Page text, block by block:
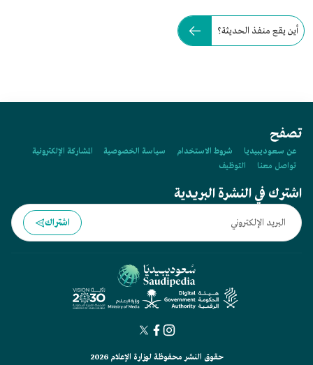
أين يقع منفذ الحديثة؟
تصفح
عن سعوديبيديا شروط الاستخدام سياسة الخصوصية
المشاركة الإلكترونية
تواصل معنا
التوظيف
اشترك في النشرة البريدية
اشتراك
حقوق النشر محفوظة لوزارة الإعلام 2026